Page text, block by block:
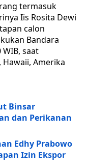
termasuk
Iis Rosita Dewi
calon
Bandara
saat
Amerika
Binsar
dan Perikanan
Edhy Prabowo
Izin Ekspor